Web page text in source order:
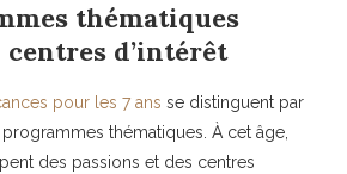
thématiques
centres d’intérêt
pour les 7 ans se distinguent par
thématiques. À cet âge,
des passions et des centres